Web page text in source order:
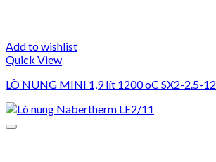
Add to wishlist
Quick View
LÒ NUNG MINI 1,9 lít 1200 oC SX2-2.5-12